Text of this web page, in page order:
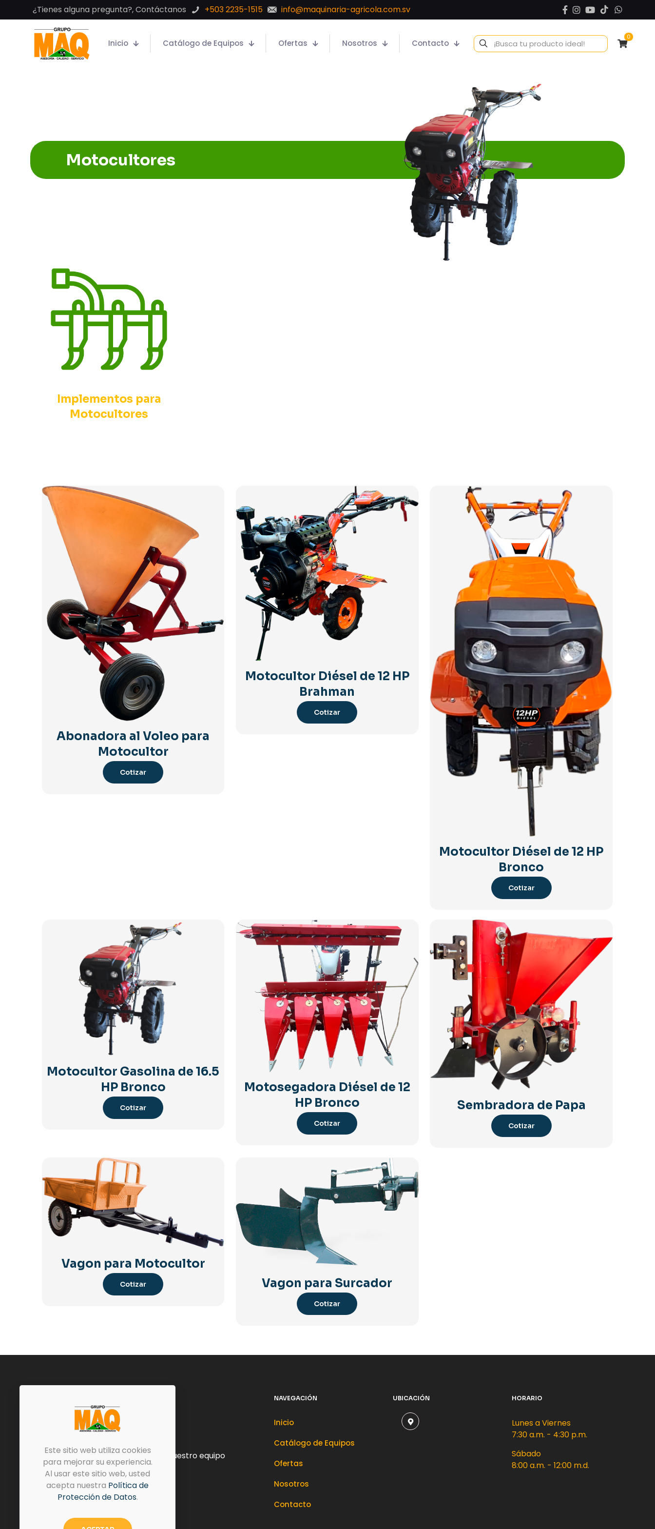
¿Tienes alguna pregunta?, Contáctanos +503 2235-1515 info@maquinaria-agricola.com.sv
Inicio Catálogo de Equipos Ofertas Nosotros Contacto
0
Motocultores
Implementos para
Motocultores
Abonadora al Voleo para
Motocultor
Cotizar
Motocultor Diésel de 12 HP
Brahman
Cotizar
Motocultor Diésel de 12 HP
Bronco
Cotizar
Motocultor Gasolina de 16.5
HP Bronco
Cotizar
Motosegadora Diésel de 12
HP Bronco
Cotizar
Sembradora de Papa
Cotizar
Vagon para Motocultor
Cotizar Vagon para Surcador
Cotizar
Avanzando hacia la eficiencia con nuestro equipo
Agrícola
NAVEGACIÓN
Inicio
Catálogo de Equipos
Ofertas
Nosotros
Contacto
UBICACIÓN HORARIO
Lunes a Viernes
7:30 a.m. - 4:30 p.m.
Sábado
8:00 a.m. - 12:00 m.d.
Este sitio web utiliza cookies
para mejorar su experiencia.
Al usar este sitio web, usted
acepta nuestra Política de
Protección de Datos.